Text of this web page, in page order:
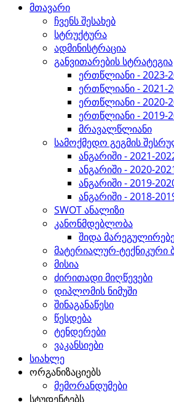
მთავარი
ჩვენს შესახებ
სტრუქტურა
ადმინისტრაცია
განვითარების სტრატეგია
ერთწლიანი - 2023-
ერთწლიანი - 2021-
ერთწლიანი - 2020-
ერთწლიანი - 2019-
მრავალწლიანი
სამოქმედო გეგმის
ანგარიში - 2021-
ანგარიში - 2020-
ანგარიში - 2019-
ანგარიში - 2018-
SWOT ანალიზი
კანონმდებლობა
შიდა
მატერიალურ-ტექნიკური
მისია
ძირითადი მიღწევები
დიპლომის ნიმუში
შინაგანაწესი
წესდება
ტენდერები
ვაკანსიები
სიახლე
ორგანიზაციებს
მემორანდუმები
სტუდენტებს